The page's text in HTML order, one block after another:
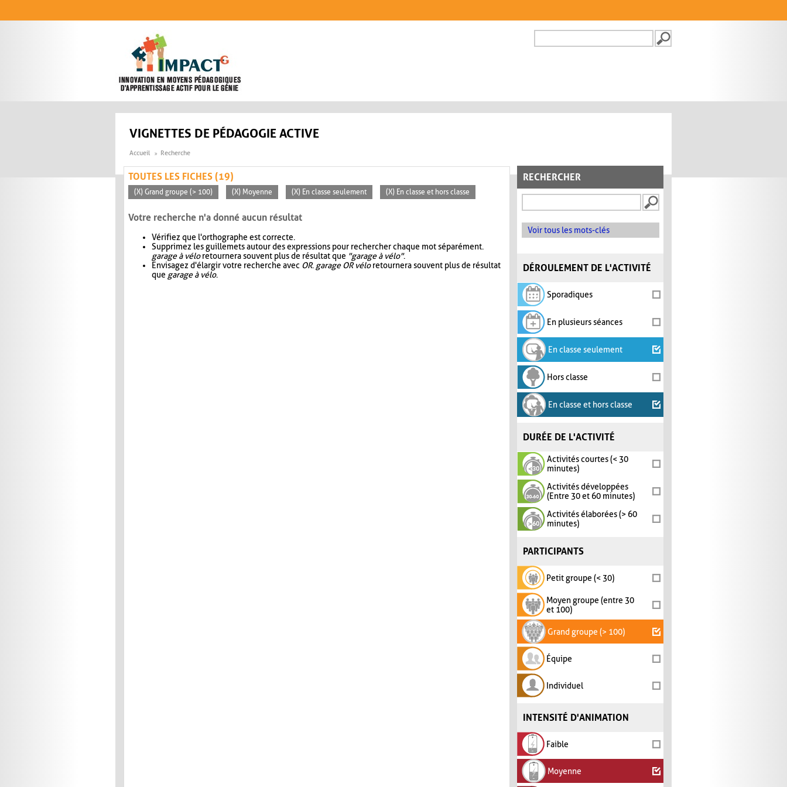
FORMULAIRE DE
VIGNETTES DE PÉDAGOGIE ACTIVE
Accueil Recherche
RECHERCHER
Voir tous les mots-clés
DÉROULEMENT DE L'ACTIVITÉ
Sporadiques
En plusieurs séances
En classe seulement
Hors classe
En classe et hors classe
DURÉE DE L'ACTIVITÉ
Activités courtes (< 30
minutes)
Activités développées
(Entre 30 et 60 minutes)
Activités élaborées (> 60
minutes)
PARTICIPANTS
Petit groupe (< 30)
Moyen groupe (entre 30
et 100)
Grand groupe (> 100)
Équipe
Individuel
INTENSITÉ D'ANIMATION
Faible
Moyenne
TOUTES LES FICHES (19)
(X) Grand groupe (> 100) (X) Moyenne (X) En classe seulement (X) En classe et hors classe
Votre recherche n'a donné aucun résultat
Vérifiez que l'orthographe est correcte.
Supprimez les guillemets autour des expressions pour rechercher chaque mot séparément.
garage à véloretournera souvent plus de résultat que "garage à vélo".
Envisagez d'élargir votre recherche avec OR. garage OR véloretournera souvent plus de résultat
que garage à vélo.